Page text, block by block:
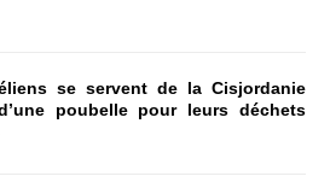
se servent de la Cisjordanie
poubelle pour leurs déchets